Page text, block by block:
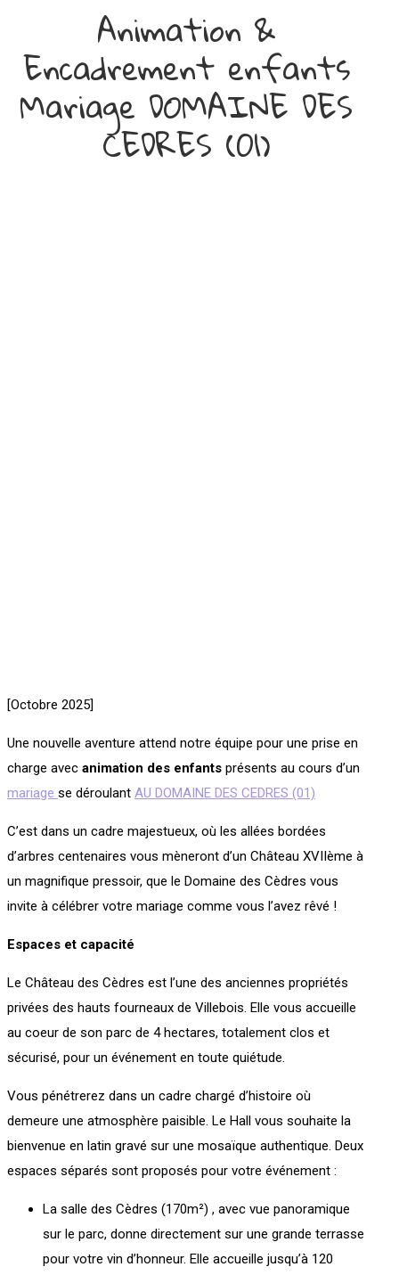
Animation &
Encadrement enfants
Mariage DOMAINE DES
CEDRES (01)
[Octobre 2025]
Une nouvelle aventure attend notre équipe pour une prise en
charge avec animation des enfants présents au cours d’un
mariage se déroulant AU DOMAINE DES CEDRES (01)
C’est dans un cadre majestueux, où les allées bordées
d’arbres centenaires vous mèneront d’un Château XVIIème à
un magnifique pressoir, que le Domaine des Cèdres vous
invite à célébrer votre mariage comme vous l’avez rêvé !
Espaces et capacité
Le Château des Cèdres est l’une des anciennes propriétés
privées des hauts fourneaux de Villebois. Elle vous accueille
au coeur de son parc de 4 hectares, totalement clos et
sécurisé, pour un événement en toute quiétude.
Vous pénétrerez dans un cadre chargé d’histoire où
demeure une atmosphère paisible. Le Hall vous souhaite la
bienvenue en latin gravé sur une mosaïque authentique. Deux
espaces séparés sont proposés pour votre événement :
La salle des Cèdres (170m²) , avec vue panoramique
sur le parc, donne directement sur une grande terrasse
pour votre vin d’honneur. Elle accueille jusqu’à 120